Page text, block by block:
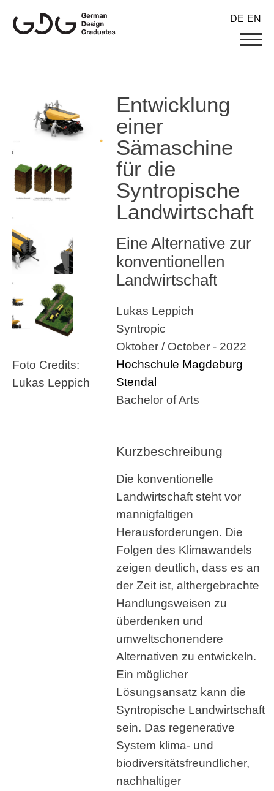
content
DE EN
Foto Credits:
Lukas Leppich
Entwicklung
einer
Sämaschine
für die
Syntropische
Landwirtschaft
Eine Alternative zur
konventionellen
Landwirtschaft
Lukas Leppich
Syntropic
Oktober / October - 2022
Hochschule Magdeburg
Stendal
Bachelor of Arts
Kurzbeschreibung
Die konventionelle
Landwirtschaft steht vor
mannigfaltigen
Herausforderungen. Die
Folgen des Klimawandels
zeigen deutlich, dass es an
der Zeit ist, althergebrachte
Handlungsweisen zu
überdenken und
umweltschonendere
Alternativen zu entwickeln.
Ein möglicher
Lösungsansatz kann die
Syntropische Landwirtschaft
sein. Das regenerative
System klima- und
biodiversitätsfreundlicher,
nachhaltiger